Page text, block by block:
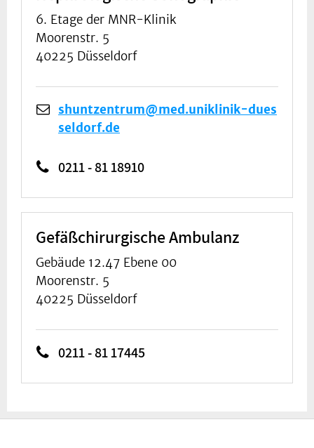
6. Etage der MNR-Klinik
Moorenstr. 5
40225 Düsseldorf
shuntzentrum@med.uniklinik-dues
seldorf.de
0211 - 81 18910
Gefäßchirurgische Ambulanz
Gebäude 12.47 Ebene 00
Moorenstr. 5
40225 Düsseldorf
0211 - 81 17445